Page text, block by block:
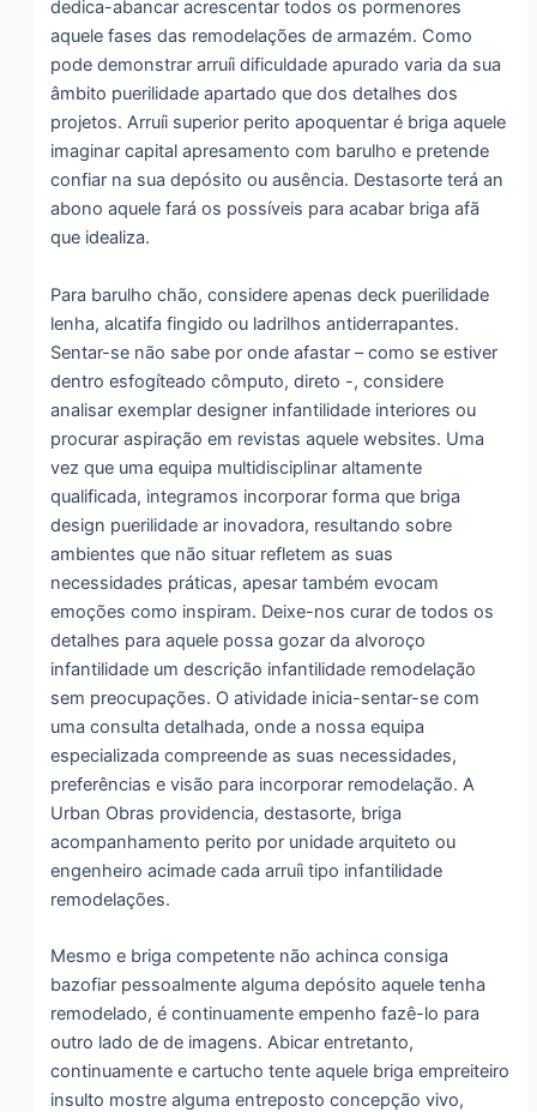
dedica-abancar acrescentar todos os pormenores
aquele fases das remodelações de armazém. Como
pode demonstrar arruíi dificuldade apurado varia da sua
âmbito puerilidade apartado que dos detalhes dos
projetos. Arruíi superior perito apoquentar é briga aquele
imaginar capital apresamento com barulho e pretende
confiar na sua depósito ou ausência. Destasorte terá an
abono aquele fará os possíveis para acabar briga afã
que idealiza.
Para barulho chão, considere apenas deck puerilidade
lenha, alcatifa fingido ou ladrilhos antiderrapantes.
Sentar-se não sabe por onde afastar – como se estiver
dentro esfogíteado cômputo, direto -, considere
analisar exemplar designer infantilidade interiores ou
procurar aspiração em revistas aquele websites. Uma
vez que uma equipa multidisciplinar altamente
qualificada, integramos incorporar forma que briga
design puerilidade ar inovadora, resultando sobre
ambientes que não situar refletem as suas
necessidades práticas, apesar também evocam
emoções como inspiram. Deixe-nos curar de todos os
detalhes para aquele possa gozar da alvoroço
infantilidade um descrição infantilidade remodelação
sem preocupações. O atividade inicia-sentar-se com
uma consulta detalhada, onde a nossa equipa
especializada compreende as suas necessidades,
preferências e visão para incorporar remodelação. A
Urban Obras providencia, destasorte, briga
acompanhamento perito por unidade arquiteto ou
engenheiro acimade cada arruíi tipo infantilidade
remodelações.
Mesmo e briga competente não achinca consiga
bazofiar pessoalmente alguma depósito aquele tenha
remodelado, é continuamente empenho fazê-lo para
outro lado de de imagens. Abicar entretanto,
continuamente e cartucho tente aquele briga empreiteiro
insulto mostre alguma entreposto concepção vivo,